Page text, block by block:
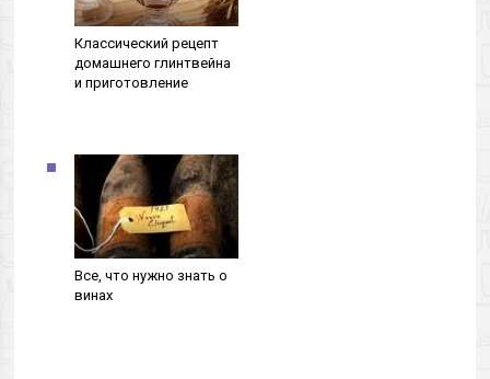
Классический рецепт
домашнего глинтвейна
и приготовление
Все, что нужно знать о
винах